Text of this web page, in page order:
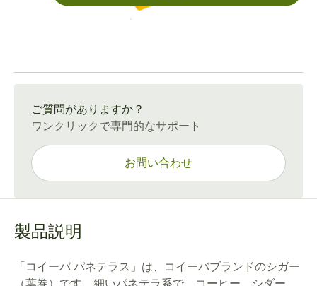
ご質問がありますか？
ワンクリックで専門的なサポート
お問い合わせ
製品説明
「コイーバ パネテラス」は、コイーバブランドのシガー